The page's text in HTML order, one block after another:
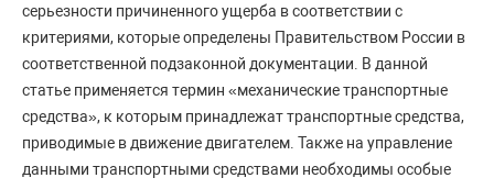
серьезности причиненного ущерба в соответствии с
критериями, которые определены Правительством России в
соответственной подзаконной документации. В данной
статье применяется термин «механические транспортные
средства», к которым принадлежат транспортные средства,
приводимые в движение двигателем. Также на управление
данными транспортными средствами необходимы особые